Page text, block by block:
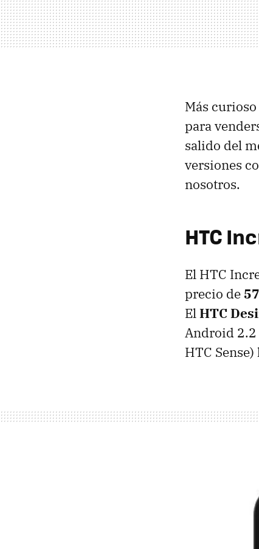
Más
para
salido del
versiones
nosotros.
HTC
El HTC
precio de
ElHTC
Android 2.2
HTC